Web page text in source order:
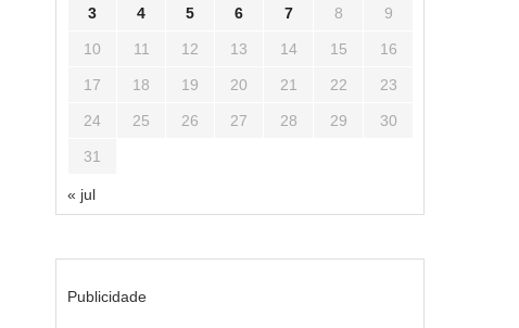
3 4 5 6 7 8 9
10 11 12 13 14 15 16
17 18 19 20 21 22 23
24 25 26 27 28 29 30
31
« jul
Publicidade